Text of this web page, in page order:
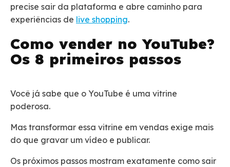
precise sair da plataforma e abre caminho para
experiências de live shopping.
Como vender no YouTube?
Os 8 primeiros passos
Você já sabe que o YouTube é uma vitrine
poderosa.
Mas transformar essa vitrine em vendas exige mais
do que gravar um vídeo e publicar.
Os próximos passos mostram exatamente como sair